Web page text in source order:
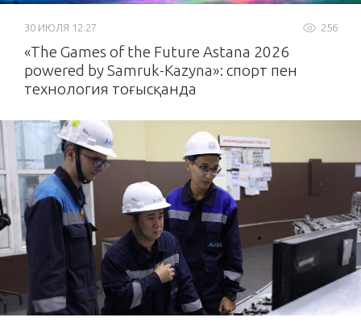
256
30 ИЮЛЯ 12:27
«The Games of the Future Astana 2026
powered by Samruk-Kazyna»: спорт пен
технология тоғысқанда